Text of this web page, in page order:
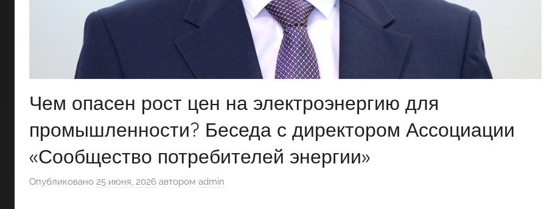
Чем опасен рост цен на электроэнергию для
промышленности? Беседа с директором Ассоциации
«Сообщество потребителей энергии»
Опубликовано 25 июня, 2026 автором admin